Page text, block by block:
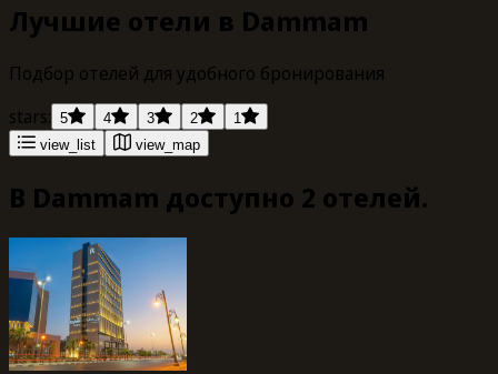
Лучшие отели в Dammam
Подбор отелей для удобного бронирования
stars: 5 4 3 2
1
view_list
view_map
В Dammam доступно 2 отелей.